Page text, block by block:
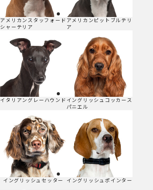
アメリカンスタッフォード
シャーテリア
アメリカンピットブルテリ
ア
イタリアングレーハウンド イングリッシュコッカース
パニエル
イングリッシュセッター イングリッシュポインター